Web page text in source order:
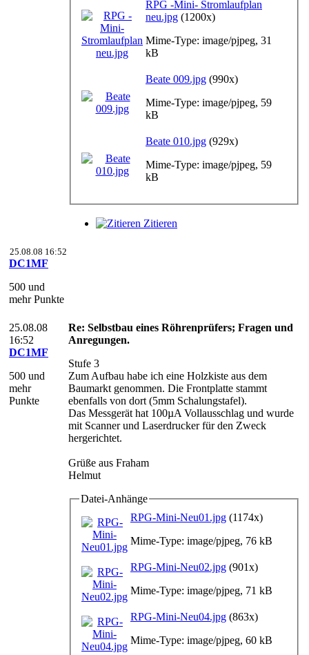
RPG -Mini- Stromlaufplan
neu.jpg (1200x)
Mime-Type: image/pjpeg, 31
kB
Beate 009.jpg (990x)
Mime-Type: image/pjpeg, 59
kB
Beate 010.jpg (929x)
Mime-Type: image/pjpeg, 59
kB
Zitieren
25.08.08 16:52
DC1MF
500 und
mehr Punkte
25.08.08
16:52
DC1MF
500 und
mehr
Punkte
Re: Selbstbau eines Röhrenprüfers; Fragen und
Anregungen.
Stufe 3
Zum Aufbau habe ich eine Holzkiste aus dem
Baumarkt genommen. Die Frontplatte stammt
ebenfalls von dort (5mm Schalungstafel).
Das Messgerät hat 100µA Vollausschlag und wurde
mit Scanner und Laserdrucker für den Zweck
hergerichtet.
Grüße aus Fraham
Helmut
Datei-Anhänge
RPG-Mini-Neu01.jpg (1174x)
Mime-Type: image/pjpeg, 76 kB
RPG-Mini-Neu02.jpg (901x)
Mime-Type: image/pjpeg, 71 kB
RPG-Mini-Neu04.jpg (863x)
Mime-Type: image/pjpeg, 60 kB